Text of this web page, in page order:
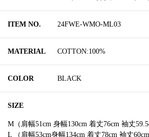
ITEM NO. 24FWE-WMO-ML03
MATERIAL COTTON:100%
COLOR BLACK
SIZE
M（肩幅51cm 身幅130cm 着丈76cm 袖丈
L （肩幅53cm身幅134cm 着丈78cm 袖丈